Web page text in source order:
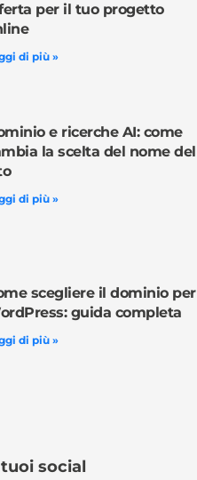
per il tuo progetto
di più »
e ricerche AI: come
la scelta del nome del
di più »
scegliere il dominio per
guida completa
di più »
social